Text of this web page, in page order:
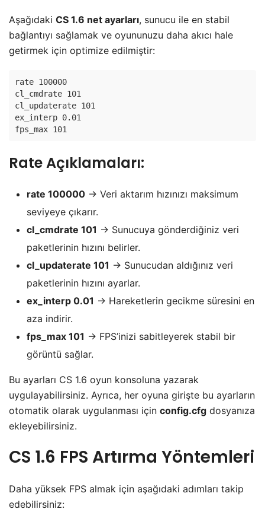
Aşağıdaki CS 1.6 net ayarları, sunucu ile en stabil
bağlantıyı sağlamak ve oyununuzu daha akıcı hale
getirmek için optimize edilmiştir:
rate 100000
cl_cmdrate 101
cl_updaterate 101
ex_interp 0.01
fps_max 101
Rate Açıklamaları:
rate 100000 → Veri aktarım hızınızı maksimum
seviyeye çıkarır.
cl_cmdrate 101 → Sunucuya gönderdiğiniz veri
paketlerinin hızını belirler.
cl_updaterate 101 → Sunucudan aldığınız veri
paketlerinin hızını ayarlar.
ex_interp 0.01 → Hareketlerin gecikme süresini en
aza indirir.
fps_max 101 → FPS’inizi sabitleyerek stabil bir
görüntü sağlar.
Bu ayarları CS 1.6 oyun konsoluna yazarak
uygulayabilirsiniz. Ayrıca, her oyuna girişte bu ayarların
otomatik olarak uygulanması için config.cfg dosyanıza
ekleyebilirsiniz.
CS 1.6 FPS Artırma Yöntemleri
Daha yüksek FPS almak için aşağıdaki adımları takip
edebilirsiniz: